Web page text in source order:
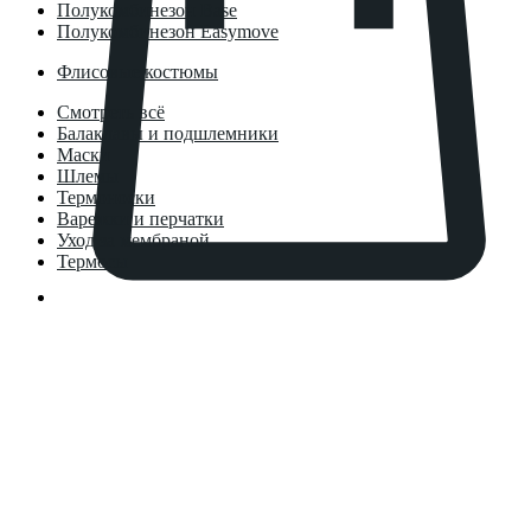
Полукомбинезон Base
Полукомбинезон Easymove
Флисовые костюмы
Смотреть всё
Балаклавы и подшлемники
Маски
Шлемы
Термоноски
Варежки и перчатки
Уход за мембраной
Термосы